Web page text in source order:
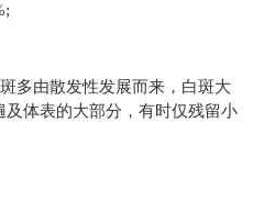
多由散发性发展而来，白斑大
体表的大部分，有时仅残留小